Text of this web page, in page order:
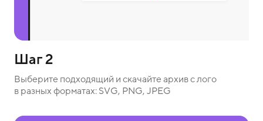
Шаг 2
Выберите подходящий и скачайте архив с лого
в разных форматах: SVG, PNG, JPEG